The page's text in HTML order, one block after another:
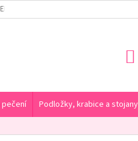
DOPRAVY A PLATBA
pečení Podložky, krabice a stojany